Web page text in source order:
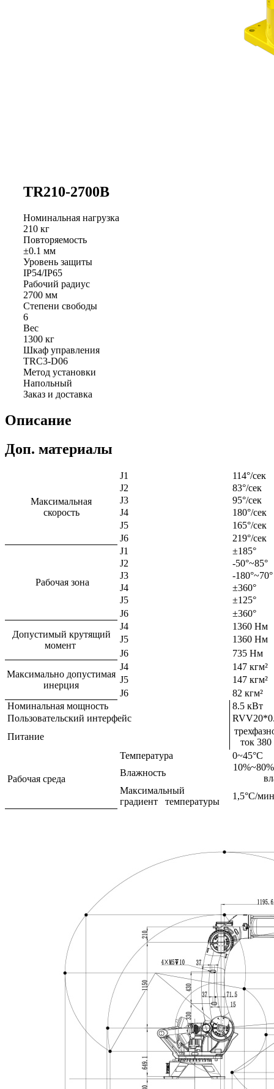
TR210-2700B
Номинальная нагрузка
210 кг
Повторяемость
±0.1 мм
Уровень защиты
IP54/IP65
Рабочий радиус
2700 мм
Степени свободы
6
Вес
1300 кг
Шкаф управления
TRC3-D06
Метод установки
Напольный
Заказ и доставка
Описание
Доп. материалы
Максимальная
скорость
J1
114°/сек
J2
83°/сек
J3
95°/сек
J4
180°/сек
J5
165°/сек
J6
219°/сек
Рабочая зона
J1
±185°
J2
-50°~85°
J3
-180°~70°
J4
±360°
J5
±125°
J6
±360°
Допустимый крутящий
момент
J4
1360 Нм
J5
1360 Нм
J6
735 Нм
Максимально допустимая
инерция
J4
147 кгм²
J5
147 кгм²
J6
82 кгм²
Номинальная мощность
8.5 кВт
Пользовательский интерфейс
Питание
ток
Рабочая среда
Температура
0~45°C
Влажность
Максимальный
градиент температуры
1,5°С/мин